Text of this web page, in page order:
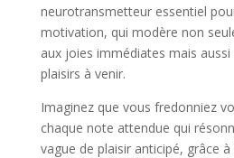
neurotransmetteur essentiel
motivation, qui modère non
aux joies immédiates mais
plaisirs à venir.
Imaginez que vous fredonniez
chaque note attendue qui
vague de plaisir anticipé, grâce